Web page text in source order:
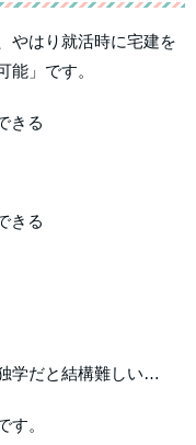
やはり就活時に宅建を
能」です。
きる
きる
学だと結構難しい…
す。